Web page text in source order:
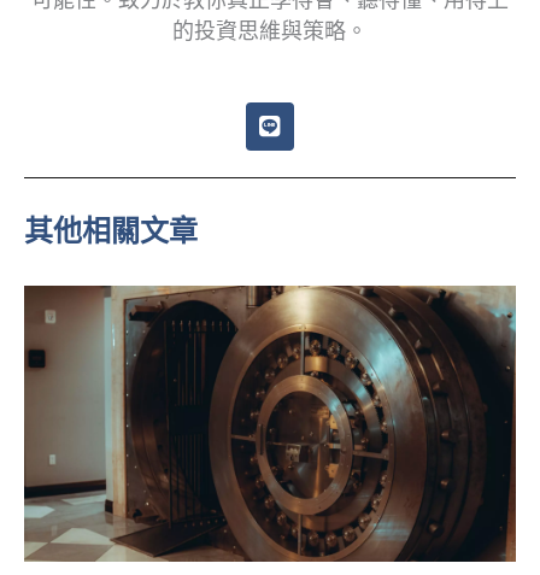
的投資思維與策略。
L
i
e
其他相關文章